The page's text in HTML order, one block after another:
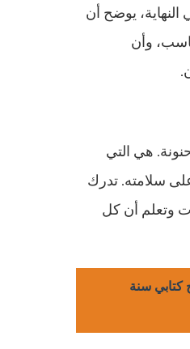
يوضح أن
وأن
هي التي
سلامته. تدرك
وتعلم أن كل
كتابي سنة